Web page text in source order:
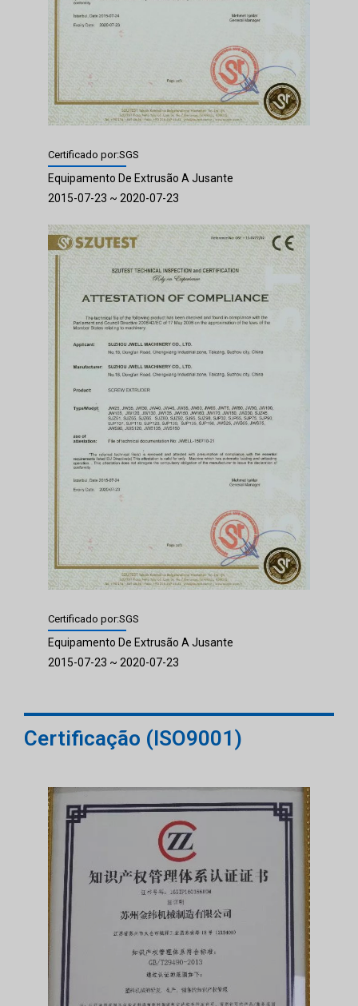
Certificado por:SGS
Equipamento De Extrusão A Jusante
2015-07-23 ~ 2020-07-23
Certificado por:SGS
Equipamento De Extrusão A Jusante
2015-07-23 ~ 2020-07-23
Certificação (ISO9001)